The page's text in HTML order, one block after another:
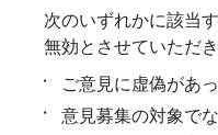
次のいずれかに該当
無効とさせていただき
ご意見に虚偽があ
意見募集の対象で